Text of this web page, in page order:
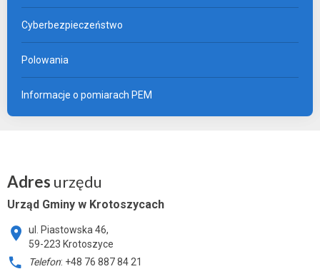
Cyberbezpieczeństwo
Polowania
Informacje o pomiarach PEM
Adres urzędu
Urząd Gminy w Krotoszycach
ul. Piastowska 46,
59-223 Krotoszyce
Telefon: +48 76 887 84 21